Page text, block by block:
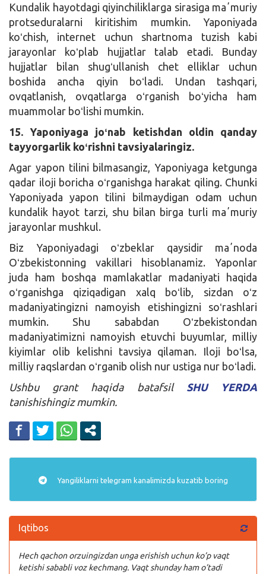
Kundalik hayotdagi qiyinchiliklarga sirasiga maʼmuriy
protseduralarni kiritishim mumkin. Yaponiyada
koʻchish, internet uchun shartnoma tuzish kabi
jarayonlar koʻplab hujjatlar talab etadi. Bunday
hujjatlar bilan shugʻullanish chet elliklar uchun
boshida ancha qiyin boʻladi. Undan tashqari,
ovqatlanish, ovqatlarga oʻrganish boʻyicha ham
muammolar boʻlishi mumkin.
15. Yaponiyaga joʻnab ketishdan oldin qanday
tayyorgarlik koʻrishni tavsiyalaringiz.
Agar yapon tilini bilmasangiz, Yaponiyaga ketgunga
qadar iloji boricha oʻrganishga harakat qiling. Chunki
Yaponiyada yapon tilini bilmaydigan odam uchun
kundalik hayot tarzi, shu bilan birga turli maʼmuriy
jarayonlar mushkul.
Biz Yaponiyadagi oʻzbeklar qaysidir maʼnoda
Oʻzbekistonning vakillari hisoblanamiz. Yaponlar
juda ham boshqa mamlakatlar madaniyati haqida
oʻrganishga qiziqadigan xalq boʻlib, sizdan oʻz
madaniyatingizni namoyish etishingizni soʻrashlari
mumkin. Shu sababdan Oʻzbekistondan
madaniyatimizni namoyish etuvchi buyumlar, milliy
kiyimlar olib kelishni tavsiya qilaman. Iloji boʻlsa,
milliy raqslardan oʻrganib olish nur ustiga nur boʻladi.
Ushbu grant haqida batafsil SHU YERDA
tanishishingiz mumkin.
Yangiliklarni telegram kanalimizda kuzatib boring
Iqtibos
Hech qachon orzuingizdan unga erishish uchun ko’p vaqt
ketishi sababli voz kechmang. Vaqt shunday ham o’tadi